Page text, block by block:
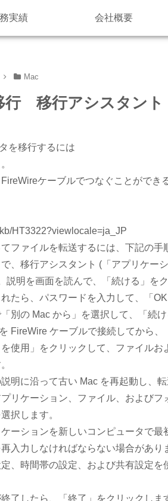
実績 会社概要
Mac
行 移行アシスタント
を移行するには
ケーブルでつなぐことがで
HT3322?viewlocale=ja_JP
ファイルを転送するには、下記の手
、移行アシスタント (「アプリケー
説明を画面を読んで、「続ける」をク
たら、パスワードを入力して、「
別の Mac から」を選択して、「続
FireWire ケーブルで接続してから、
使用」をクリックして、ファイル
明に沿って古い Mac を再起動し、
リケーション、ファイル、および
択します。
ーションを新しいコンピュータで
入力しなければならない場合があり
、時間帯の設定、および共有設定
了したら、「終了」をクリックしま